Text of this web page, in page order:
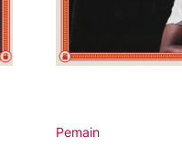
Pemain